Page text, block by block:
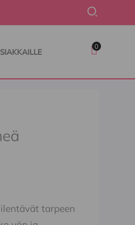
Hae
0
tarpeen